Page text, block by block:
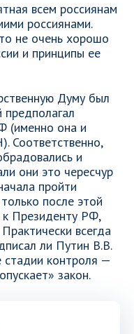
всем россиянам
россиянами.
не очень хорошо
и принципы ее
Думу был
предполагал
(именно она и
Соответственно,
и
они это чересчур
пройти
после этой
Президенту РФ,
всегда
ли Путин В.В.
контроля —
закон.